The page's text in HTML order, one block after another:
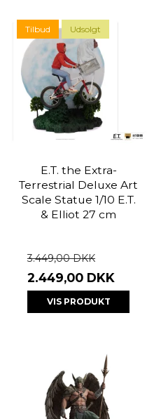
Tilbud Udsolgt
E.T. the Extra-
Terrestrial Deluxe Art
Scale Statue 1/10 E.T.
& Elliot 27 cm
3.449,00 DKK
2.449,00 DKK
VIS PRODUKT